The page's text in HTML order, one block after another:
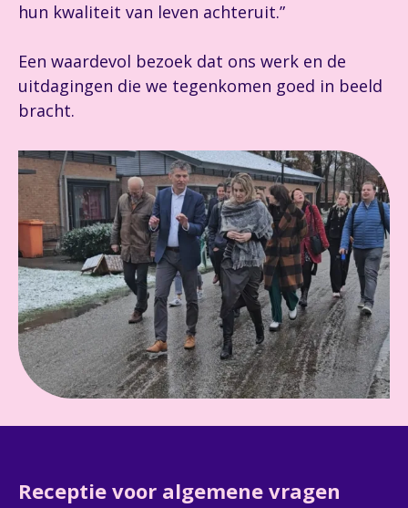
hun kwaliteit van leven achteruit.”
Een waardevol bezoek dat ons werk en de
uitdagingen die we tegenkomen goed in beeld
bracht.
Receptie voor algemene vragen